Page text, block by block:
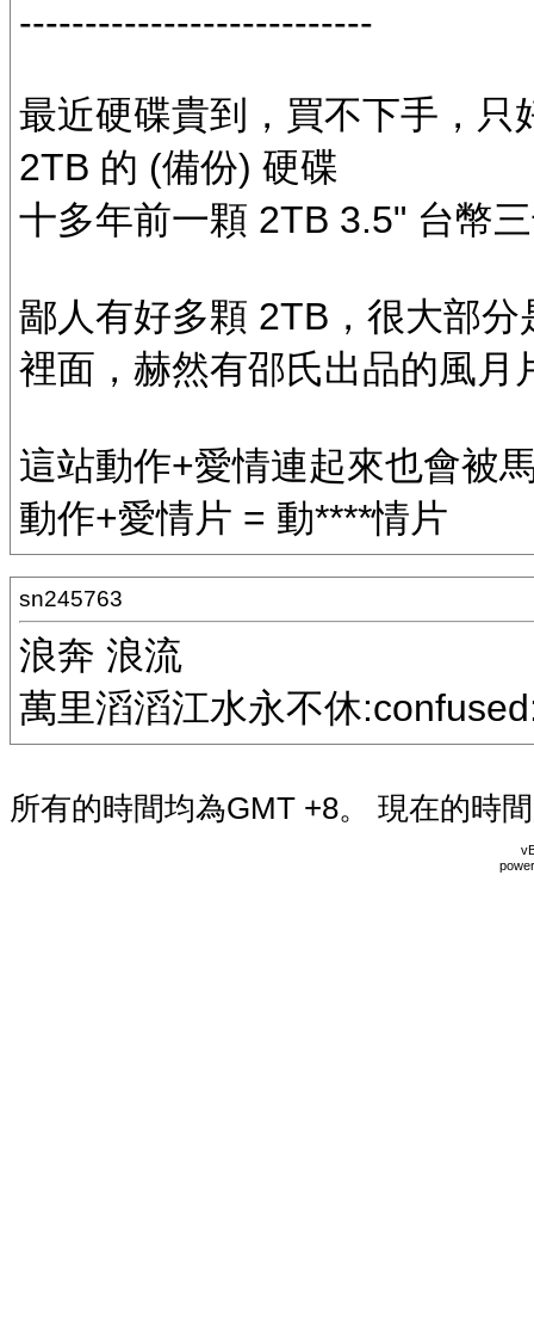
---------------------------
最近硬碟貴到，買不下手，
2TB 的 (備份) 硬碟
十多年前一顆 2TB 3.5" 台幣
鄙人有好多顆 2TB，很大部
裡面，赫然有邵氏出品的風月
這站動作+愛情連起來也會被
動作+愛情片 = 動****情片
sn245763
浪奔 浪流
萬里滔滔江水永不休
所有的時間均為GMT +8。 現在的時